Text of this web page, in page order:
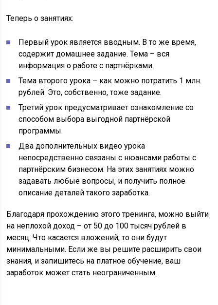
Теперь о занятиях:
Первый урок является вводным. В то же время,
содержит домашнее задание. Тема – вся
информация о работе с партнёрками.
Тема второго урока – как можно потратить 1 млн.
рублей. Это, собственно, тоже задание.
Третий урок предусматривает ознакомление со
способом выбора выгодной партнёрской
программы.
Два дополнительных видео урока
непосредственно связаны с нюансами работы с
партнёрским бизнесом. На этих занятиях можно
задавать любые вопросы, и получить полное
описание деталей такого заработка.
Благодаря прохождению этого тренинга, можно выйти
на неплохой доход – от 50 до 100 тысяч рублей в
месяц. Что касается вложений, то они будут
минимальными. Если же вы решите расширить свои
знания, и запишитесь на платное обучение, ваш
заработок может стать неограниченным.